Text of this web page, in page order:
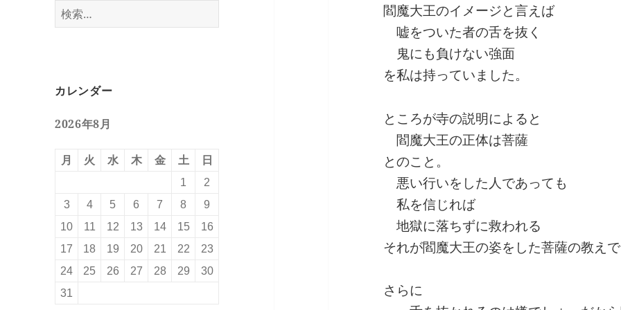
検
カレンダー
2026年8月
月 火 水 木 金 土
日
1
2
3
4 5 6 7 8
9
10
11 12 13 14 15
16
17
18 19 20 21 22
23
24
25 26 27 28 29
30
31
閻魔大王のイメージと言えば
嘘をついた者の舌を抜く
鬼にも負けない強面
を私は持っていました。
ところが寺の説明によると
閻魔大王の正体は菩薩
とのこと。
悪い行いをした人であっても
私を信じれば
地獄に落ちずに救われる
それが閻魔大王の姿をした菩薩の教え
さらに